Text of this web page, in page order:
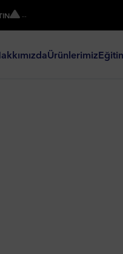
--
Ürünlerimiz